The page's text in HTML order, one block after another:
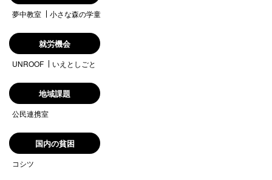
夢中教室 小さな森の学童
就労機会
UNROOF いえとしごと
地域課題
公民連携室
国内の貧困
コシツ